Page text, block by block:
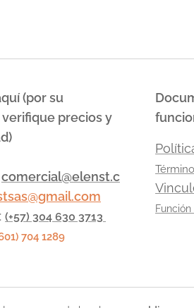
(por su
precios y
comercial@elenst.c
(+57) 304 630 3713
704 1289